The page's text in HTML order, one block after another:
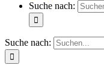
Suche nach:
Suche nach: